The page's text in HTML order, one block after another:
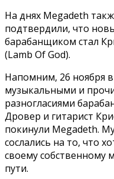
На днях Megadeth
подтвердили, что
барабанщиком стал
(Lamb Of God).
Напомним, 26 ноября в
музыкальными и
разногласиями
Дровер и гитарист
покинули Megadeth.
сослались на то, что
своему собственному
пути.